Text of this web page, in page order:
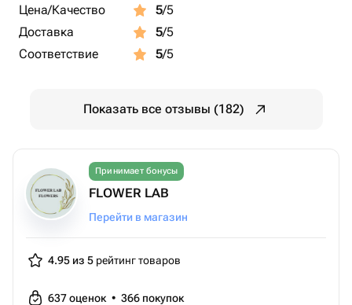
Цена/Качество
5/5
Доставка
5/5
Соответствие
5/5
Показать все отзывы (182)
Принимает бонусы
FLOWER LAB
Перейти в магазин
4.95 из 5 рейтинг товаров
637оценок • 366 покупок